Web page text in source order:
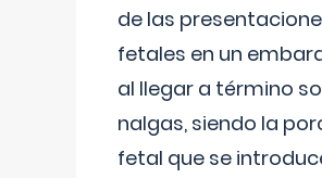
de las
fetales en un
al llegar a término
nalgas, siendo la
fetal que se